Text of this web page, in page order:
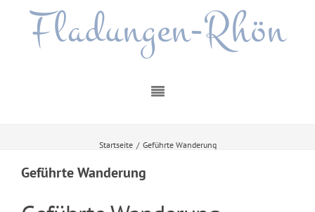
Fladungen-Rhön
Startseite / Geführte Wanderung
Geführte Wanderung